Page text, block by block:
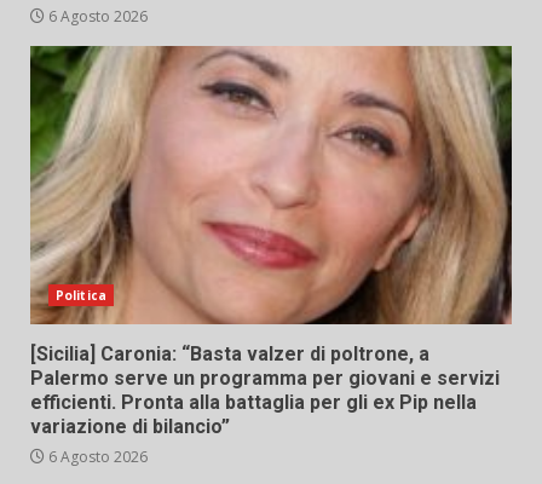
6 Agosto 2026
Politica
[Sicilia] Caronia: “Basta valzer di poltrone, a
Palermo serve un programma per giovani e servizi
efficienti. Pronta alla battaglia per gli ex Pip nella
variazione di bilancio”
6 Agosto 2026